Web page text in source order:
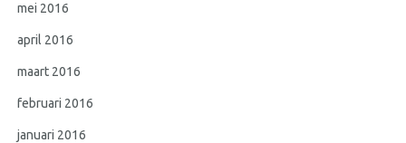
mei 2016
april 2016
maart 2016
februari 2016
januari 2016